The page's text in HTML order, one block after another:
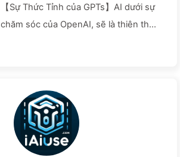
【Sự Thức Tỉnh của GPTs】AI dưới sự
chăm sóc của OpenAI, sẽ là thiên thần